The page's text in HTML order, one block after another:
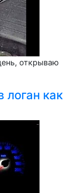
открываю
логан как